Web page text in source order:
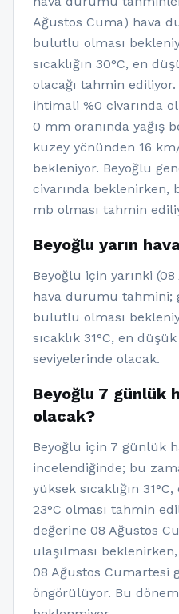
Ağustos Cuma) hava
bulutlu olması
sıcaklığın 30°C, en
olacağı tahmin ediliyor.
ihtimali %0 civarında
0 mm oranında yağış
kuzey yönünden 16
bekleniyor. Beyoğlu
civarında beklenirken,
mb olması tahmin
Beyoğlu yarın
Beyoğlu için yarınki
hava durumu tahmini;
bulutlu olması
sıcaklık 31°C, en
seviyelerinde olacak.
Beyoğlu 7 günlük
olacak?
Beyoğlu için 7 günlük
incelendiğinde; bu
yüksek sıcaklığın
23°C olması tahmin
değerine 08 Ağustos
ulaşılması
08 Ağustos Cumartesi
öngörülüyor. Bu